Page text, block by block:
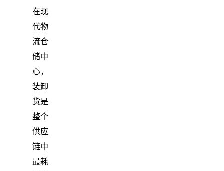
在现
代物
流仓
储中
心，
装卸
货是
整个
供应
链中
最耗